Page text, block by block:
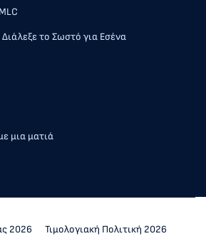
το Σωστό για Εσένα
μια ματιά
2026
Τιμολογιακή Πολιτική 2026